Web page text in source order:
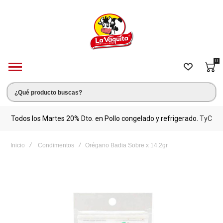
0
Todos los Martes 20% Dto. en Pollo congelado y refrigerado. TyC
Inicio Condimentos Orégano Badia Sobre x 14.2gr